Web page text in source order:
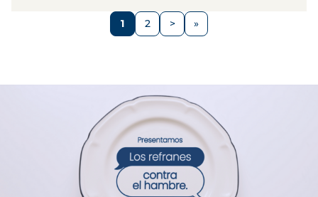
Página
1 Página
2
Siguiente
>